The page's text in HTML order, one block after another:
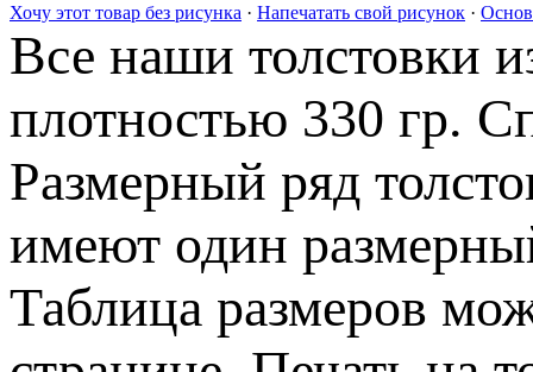
Хочу этот товар без рисунка · Напечатать свой рисунок ·
Все наши толстовки
плотностью 330 гр.
Размерный ряд
имеют один
Таблица размеров